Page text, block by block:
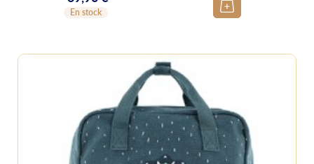
En stock